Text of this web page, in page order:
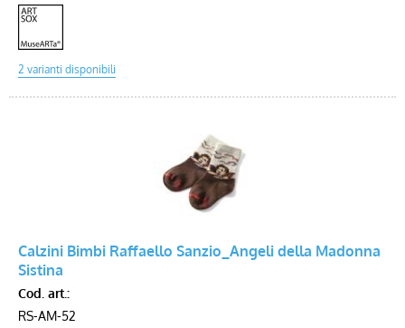
Calzini Bimbi Raffaello Sanzio_Angeli della Madonna
Sistina
Cod. art.:
RS-AM-52